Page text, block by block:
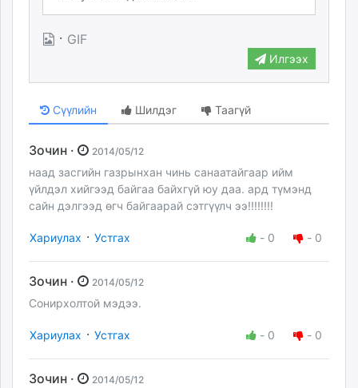
· GIF
Илгээх
Сүүлийн Шилдэг Таагүй
Зочин · 2014/05/12
наад засгийн газрынхан чинь санаатайгаар ийм
үйлдэл хийгээд байгаа байхгүй юу даа. ард түмэнд
сайн дэлгээд өгч байгаарай сэтгүүлч ээ!!!!!!!!
Хариулах · Устгах - 0 - 0
Зочин · 2014/05/12
Сонирхолтой мэдээ.
Хариулах · Устгах - 0 - 0
Зочин · 2014/05/12